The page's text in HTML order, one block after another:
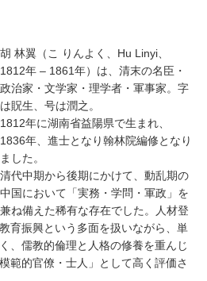
胡 林翼（こ りんよく、Hu Linyi、
1812年 – 1861年）は、清末の名臣・
政治家・文学家・理学者・軍事家。字
は貺生、号は潤之。
1812年に湖南省益陽県で生まれ、
1836年、進士となり翰林院編修となり
ました。
清代中期から後期にかけて、動乱期の
中国において「実務・学問・軍政」を
兼ね備えた稀有な存在でした。人材登
育振興という多面を扱いながら、単
、儒教的倫理と人格の修養を重んじ
範的官僚・士人」として高く評価さ